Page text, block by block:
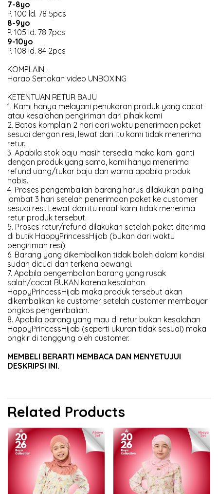
7-8yo
P. 100 ld. 78 5pcs
8-9yo
P. 105 ld. 78 7pcs
9-10yo
P. 108 ld. 84 2pcs
KOMPLAIN :
Harap Sertakan video UNBOXING
KETENTUAN RETUR BAJU
1. Kami hanya melayani penukaran produk yang cacat
atau kesalahan pengiriman dari pihak kami
2. Batas komplain 2 hari dari waktu penerimaan paket
sesuai dengan resi, lewat dari itu kami tidak menerima
retur.
3. Apabila stok baju masih tersedia maka kami ganti
dengan produk yang sama, kami hanya menerima
refund uang/tukar baju dan warna apabila produk
habis.
4. Proses pengembalian barang harus dilakukan paling
lambat 3 hari setelah penerimaan paket ke customer
sesuai resi. Lewat dari itu maaf kami tidak menerima
retur produk tersebut.
5. Proses retur/refund dilakukan setelah paket diterima
di butik HappyPrincessHijab (bukan dari waktu
pengiriman resi).
6. Barang yang dikembalikan tidak boleh dalam kondisi
sudah dicuci dan terkena pewangi.
7. Apabila pengembalian barang yang rusak
salah/cacat BUKAN karena kesalahan
HappyPrincessHijab maka produk tersebut akan
dikembalikan ke customer setelah customer membayar
ongkos pengembalian.
8. Apabila barang yang mau di retur bukan kesalahan
HappyPrincessHijab (seperti ukuran tidak sesuai) maka
ongkir di tanggung oleh customer.
MEMBELI BERARTI MEMBACA DAN MENYETUJUI
DESKRIPSI INI.
Related Products